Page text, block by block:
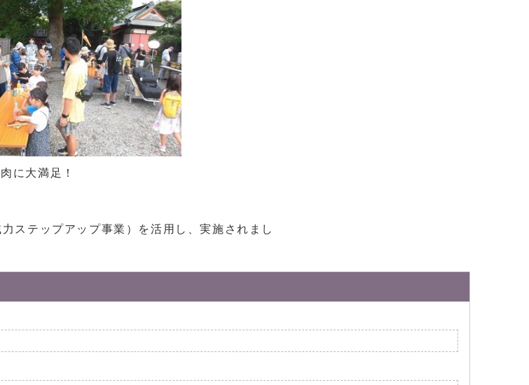
に大満足！
ステップアップ事業）を活用し、実施されまし